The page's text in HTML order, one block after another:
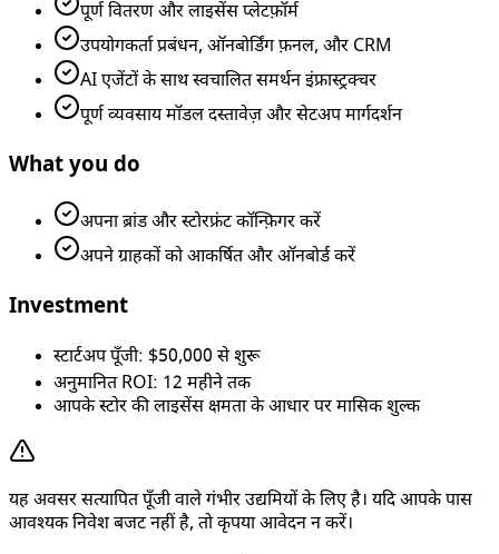
पूर्ण वितरण और लाइसेंस प्लेटफ़ॉर्म
उपयोगकर्ता प्रबंधन, ऑनबोर्डिंग फ़नल, और CRM
AI एजेंटों के साथ स्वचालित समर्थन इंफ्रास्ट्रक्चर
पूर्ण व्यवसाय मॉडल दस्तावेज़ और सेटअप मार्गदर्शन
What you do
अपना ब्रांड और स्टोरफ्रंट कॉन्फ़िगर करें
अपने ग्राहकों को आकर्षित और ऑनबोर्ड करें
Investment
स्टार्टअप पूँजी: $50,000 से शुरू
अनुमानित ROI: 12 महीने तक
आपके स्टोर की लाइसेंस क्षमता के आधार पर मासिक शुल्क
यह अवसर सत्यापित पूँजी वाले गंभीर उद्यमियों के लिए है। यदि आपके पास
आवश्यक निवेश बजट नहीं है, तो कृपया आवेदन न करें।